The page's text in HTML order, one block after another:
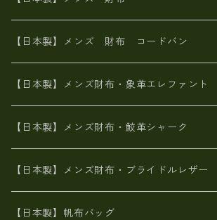
メタリック
革友禅染め
ポーテッド
メタリック
革友禅染め
山羊革
火山灰染め
名刺入れ・キーケース、他
象革エレファント【日本製】メンズ 財布
鮫革シャーク【日本製】メンズ 財布
ブライドルレザー【日本製】メンズ 財布
MAISON de HIROAN 【日本製】メンズ 財布
栃木レザー 【日本製】メンズ 財布
【日本製】メンズ 財布 コードバン
【日本製】メンズ財布・象革エレファント
【日本製】メンズ財布・鮫革シャーク
【日本製】メンズ財布・ブライドルレザー
【日本製】帆布バッグ